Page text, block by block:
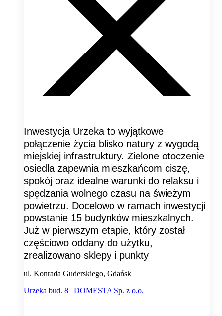
Inwestycja Urzeka to wyjątkowe
połączenie życia blisko natury z wygodą
miejskiej infrastruktury. Zielone otoczenie
osiedla zapewnia mieszkańcom ciszę,
spokój oraz idealne warunki do relaksu i
spędzania wolnego czasu na świeżym
powietrzu. Docelowo w ramach inwestycji
powstanie 15 budynków mieszkalnych.
Już w pierwszym etapie, który został
częściowo oddany do użytku,
zrealizowano sklepy i punkty
ul. Konrada Guderskiego, Gdańsk
Urzeka bud. 8 | DOMESTA Sp. z o.o.